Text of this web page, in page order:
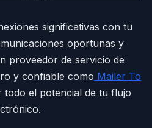
significativas con tu
oportunas y
proveedor de servicio de
y confiable como Mailer To
todo el potencial de tu flujo